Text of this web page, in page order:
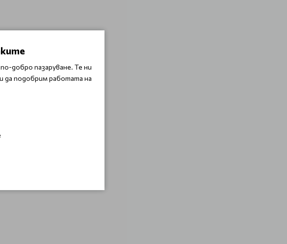
добро пазаруване. Те ни
да подобрим работата на